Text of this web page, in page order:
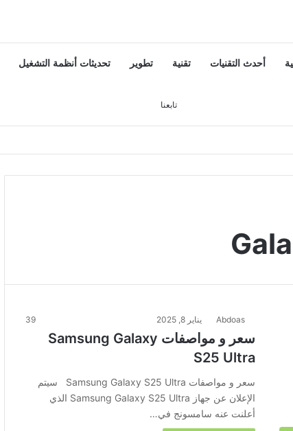
أحدث التقنيات تقنية تطوير تحديثات أنظمة التشغيل
تابعنا
Abdoas يناير 8, 2025 39
سعر و مواصفات Samsung Galaxy
S25 Ultra
سعر و مواصفات Samsung Galaxy S25 Ultra سيتم
الإعلان عن جهاز Samsung Galaxy S25 Ultra الذي
أعلنت عنه سامسونج في…